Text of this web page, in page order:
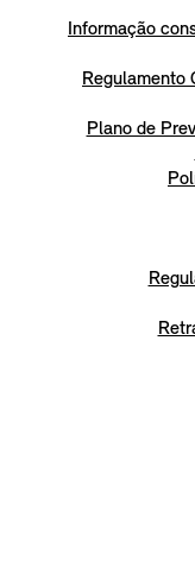
Informação
Regulamento
Plano de